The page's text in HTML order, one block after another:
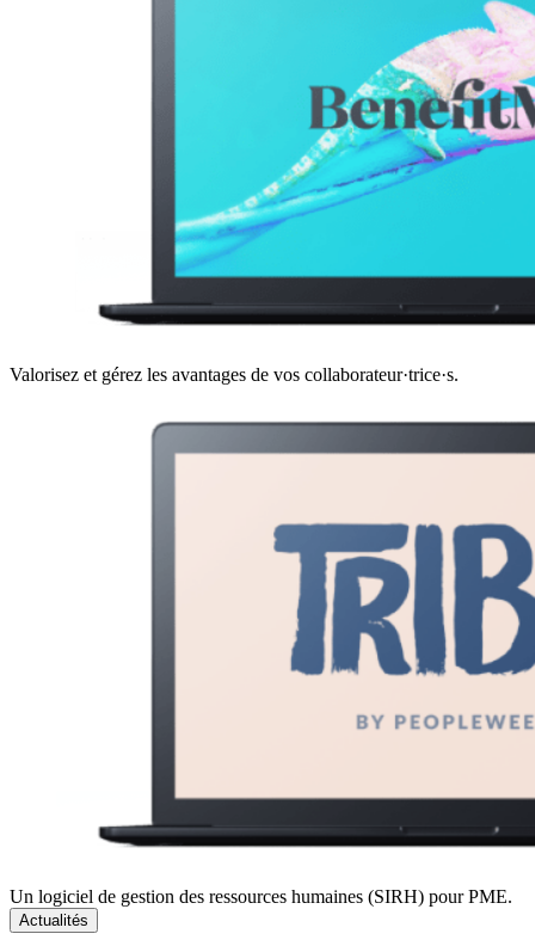
Valorisez et gérez les avantages de vos collaborateur·trice·s.
Un logiciel de gestion des ressources humaines (SIRH) pour PME.
Actualités